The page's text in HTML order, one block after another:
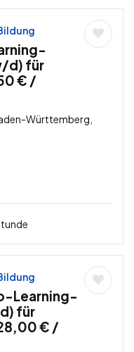
d) für
€ /
Württemberg,
Learning-
für
€ /